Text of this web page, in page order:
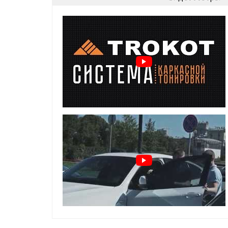
быстрая установка и снятие
Преимущества шторок для UAZ
задержка солнечных лучей
предотвращение нагрева салона
защита от посторонних взглядов
защита от насекомых, пыли и пуха
Особенности и установка:
держатся на магнитах, установленных в
элементарная установка и снятие
не слетают от опускания стекла
не слетают на высокой скорости